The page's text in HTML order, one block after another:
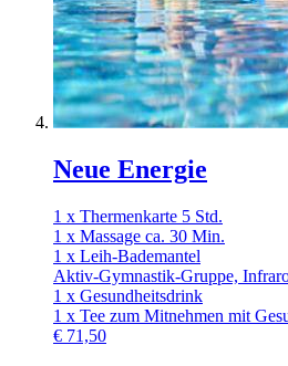
Neue Energie
1 x Thermenkarte 5 Std.
1 x Massage ca. 30 Min.
1 x Leih-Bademantel
Aktiv-Gymnastik-Gruppe,
1 x Gesundheitsdrink
1 x Tee zum Mitnehmen mit
€ 71,50